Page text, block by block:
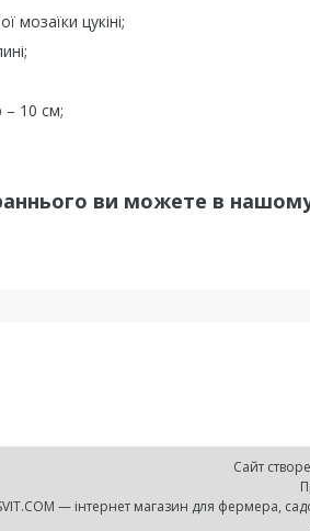
мозаїки цукіні;
– 10 см;
ви можете в нашому
Сайт